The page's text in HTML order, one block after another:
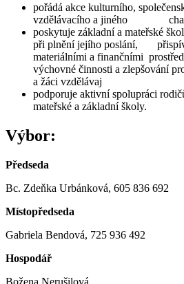
pořádá akce kulturního,
vzdělávacího a jiného
poskytuje základní a mateřské
při plnění jejího poslání,
materiálními a finančními
výchovné činnosti a zlepšování
a žáci vzdělávaj
podporuje aktivní spolupráci
mateřské a základní školy.
Výbor:
Předseda
Bc. Zdeňka Urbánková, 605 836 692
Místopředseda
Gabriela Bendová, 725 936 492
Hospodář
Božena Nerušilová